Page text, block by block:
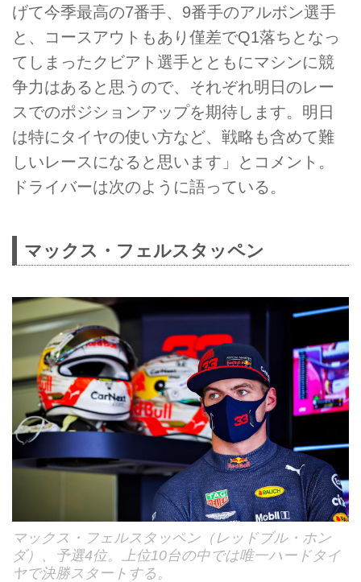
げて今季最高の7番手、9番手のアルボン選手
と、コースアウトもあり僅差でQ1落ちとなっ
てしまったクビアト選手とともにマシンに競
争力はあると思うので、それぞれ明日のレー
スでのポジションアップを期待します。明日
は特にタイヤの使い方など、戦略も含めて難
しいレースになると思います」とコメント。
ドライバーは次のように語っている。
マックス・フェルスタッペン
マックス・フェルスタッペン（レッドブル・ホン
ダ）、予選4位。上位10台の中では唯一ハードタイ
ヤで決勝スタートする。